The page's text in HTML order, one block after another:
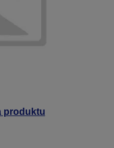
produktu